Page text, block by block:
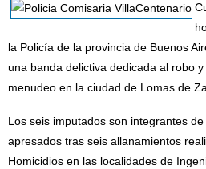
la Policía de la provincia de Buenos
una banda delictiva dedicada al robo
menudeo en la ciudad de Lomas de
Los seis imputados son integrantes
apresados tras seis allanamientos
Homicidios en las localidades de